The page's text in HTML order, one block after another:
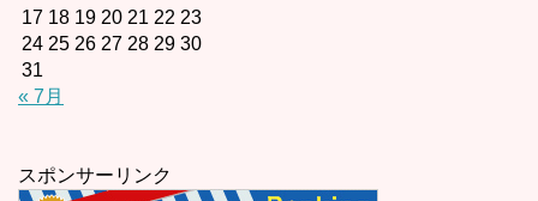
17 18 19 20 21 22 23
24 25 26 27 28 29 30
31
« 7月
スポンサーリンク